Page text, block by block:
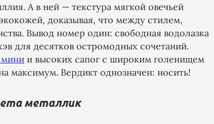
А в ней — текстура мягкой овечьей
доказывая, что между стилем,
Вывод номер один: свободная водолазка
для десятков остромодных сочетаний.
и высоких сапог с широким голенищем
максимум. Вердикт однозначен: носить!
металлик